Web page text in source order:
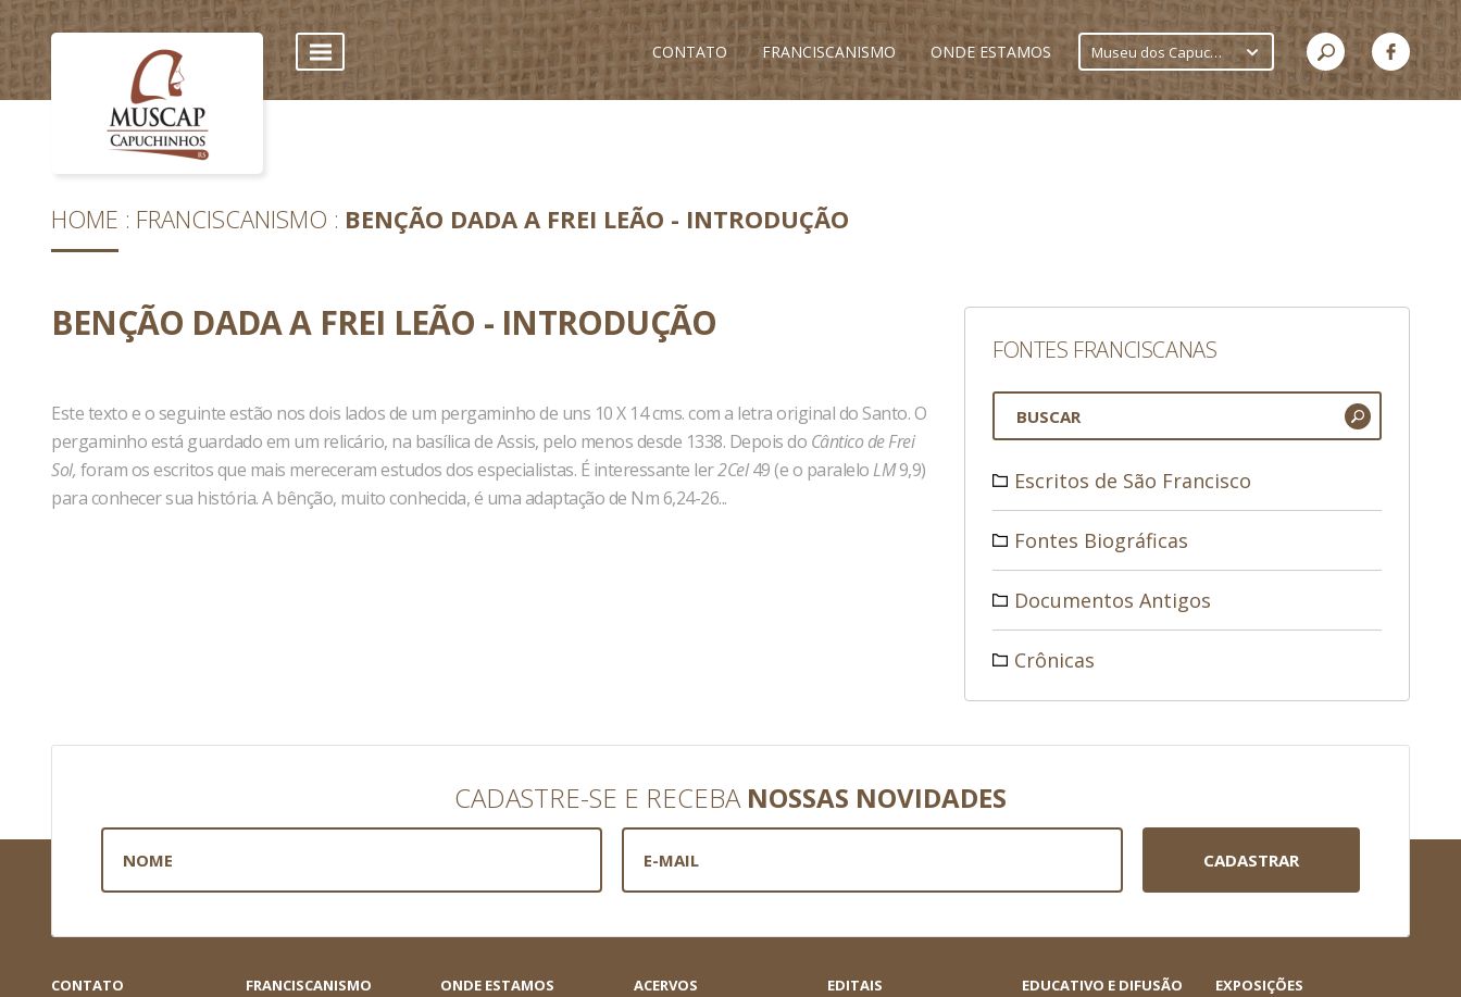
CONTATO FRANCISCANISMO ONDE ESTAMOS Museu dos Capuchinhos
HOME FRANCISCANISMO BENÇÃO DADA A FREI LEÃO - INTRODUÇÃO
BENÇÃO DADA A FREI LEÃO - INTRODUÇÃO
Este texto e o seguinte estão nos dois lados de um pergaminho de uns 10 X 14 cms. com a letra original do Santo. O
pergaminho está guardado em um relicário, na basílica de Assis, pelo menos desde 1338. Depois do Cântico de Frei
Sol, foram os escritos que mais mereceram estudos dos especialistas. É interessante ler2Cel49 (e o paralelo LM9,9)
para conhecer sua história. A bênção, muito conhecida, é uma adaptação de Nm 6,24-26...
FONTES FRANCISCANAS
Escritos de São Francisco
Fontes Biográficas
Documentos Antigos
Crônicas
CADASTRE-SE E RECEBA NOSSAS NOVIDADES
CADASTRAR
CONTATO FRANCISCANISMO ONDE ESTAMOS
ACERVOS
EDITAIS
EDUCATIVO E DIFUSÃO
EXPOSIÇÕES